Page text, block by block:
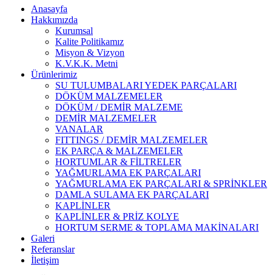
Anasayfa
Hakkımızda
Kurumsal
Kalite Politikamız
Misyon & Vizyon
K.V.K.K. Metni
Ürünlerimiz
SU TULUMBALARI YEDEK PARÇALARI
DÖKÜM MALZEMELER
DÖKÜM / DEMİR MALZEME
DEMİR MALZEMELER
VANALAR
FITTINGS / DEMİR MALZEMELER
EK PARÇA & MALZEMELER
HORTUMLAR & FİLTRELER
YAĞMURLAMA EK PARÇALARI
YAĞMURLAMA EK PARÇALARI & SPRİNKLER
DAMLA SULAMA EK PARÇALARI
KAPLİNLER
KAPLİNLER & PRİZ KOLYE
HORTUM SERME & TOPLAMA MAKİNALARI
Galeri
Referanslar
İletişim